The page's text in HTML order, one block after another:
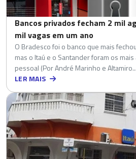
Bancos privados fecham 2 mil
mil vagas em um ano
O Bradesco foi o banco que mais
mas o Itaú e o Santander foram os
pessoal (Por André Marinho e Altamiro...
LER MAIS